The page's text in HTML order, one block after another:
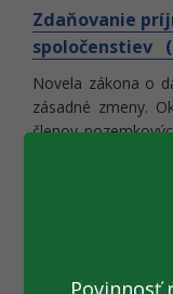
Zdaňovanie
spoločenstiev
Novela zákona o
zásadné zmeny.
členov
pozemkového
U fyzickej osoby
dane
viacero
Povinnosť